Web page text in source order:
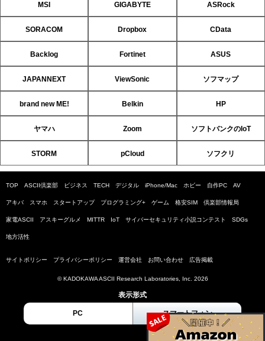
MSI GIGABYTE ASRock
SORACOM Dropbox CData
Backlog Fortinet ASUS
JAPANNEXT ViewSonic ソフマップ
brand new ME! Belkin HP
ヤマハ Zoom ソフトバンクのIoT
STORM pCloud ソフクリ
TOP ASCII倶楽部 ビジネス TECH デジタル iPhone/Mac ホビー 自作PC AV
アキバ スマホ スタートアップ プログラミング+ ゲーム 格安SIM 倶楽部情報局
家電ASCII アスキーグルメ MITTR IoT サイバーセキュリティ小説コンテスト SDGs
地方活性
サイトポリシー プライバシーポリシー 運営会社 お問い合わせ 広告掲載
© KADOKAWA ASCII Research Laboratories, Inc. 2026
表示形式
PC スマートフォン